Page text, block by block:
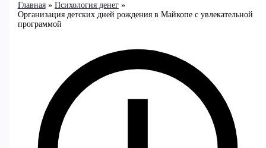
Главная
Психология денег
Организация детских дней рождения в Майкопе с увлекательной
программой